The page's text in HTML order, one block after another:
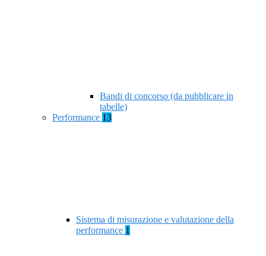
Bandi di concorso (da pubblicare in
tabelle)
Performance 13
Sistema di misurazione e valutazione della
performance 1